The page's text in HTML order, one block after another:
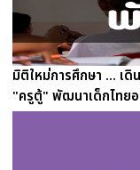
มิติใหม่การศึกษา ... เ
"ครูตู้" พัฒนาเด็กไทยอ